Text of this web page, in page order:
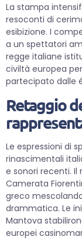
La stampa
resoconti di
esibizione. I
a un spettatori
regge italiane
civiltà europea
partecipato dalle
Retaggio
Le espressioni di
rinascimentali
e sonori recenti.
Camerata
greco
drammatica. Le
Mantova
europei